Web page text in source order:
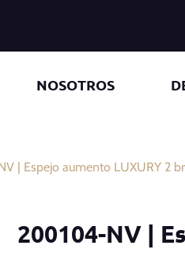
NOSOTROS
| Espejo aumento LUXURY 2
200104-NV |